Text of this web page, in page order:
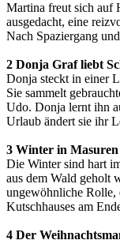
Martina freut sich auf
ausgedacht, eine
Nach Spaziergang
2 Donja Graf liebt
Donja steckt in einer
Sie sammelt
Udo. Donja lernt ihn
Urlaub ändert sie ihr
3 Winter in Masuren
Die Winter sind hart
aus dem Wald geholt
ungewöhnliche Rolle,
Kutschhauses am
4 Der